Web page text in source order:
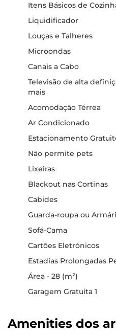
Itens Básicos de
Liquidificador
Louças e Talheres
Microondas
Canais a Cabo
Televisão de alta
mais
Acomodação Térrea
Ar Condicionado
Estacionamento
Não permite pets
Lixeiras
Blackout nas Cortinas
Cabides
Guarda-roupa ou
Sofá-Cama
Cartões Eletrónicos
Estadias Prolongadas
Área - 28 (m²)
Garagem Gratuita 1
Amenities dos